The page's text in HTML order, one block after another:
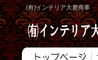
(有)インテリア大鹿商事